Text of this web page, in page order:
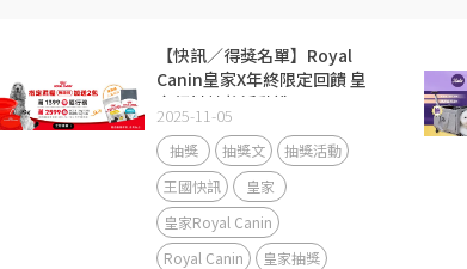
【快訊／得獎名單】Royal
Canin皇家X年終限定回饋 皇
家飼料抽獎活動說明
2025-11-05
抽獎 抽獎文
抽獎活動
王國快訊
皇家
皇家Royal Canin
Royal Canin
皇家抽獎